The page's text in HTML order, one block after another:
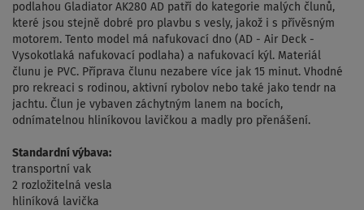
podlahou Gladiator AK280 AD patří do kategorie malých člunů,
které jsou stejně dobré pro plavbu s vesly, jakož i s přívěsným
motorem. Tento model má nafukovací dno (AD - Air Deck -
Vysokotlaká nafukovací podlaha) a nafukovací kýl. Materiál
člunu je PVC. Příprava člunu nezabere více jak 15 minut. Vhodné
pro rekreaci s rodinou, aktivní rybolov nebo také jako tendr na
jachtu. Člun je vybaven záchytným lanem na bocích,
odnímatelnou hliníkovou lavičkou a madly pro přenášení.
Standardní výbava:
transportní vak
2 rozložitelná vesla
hliníková lavička